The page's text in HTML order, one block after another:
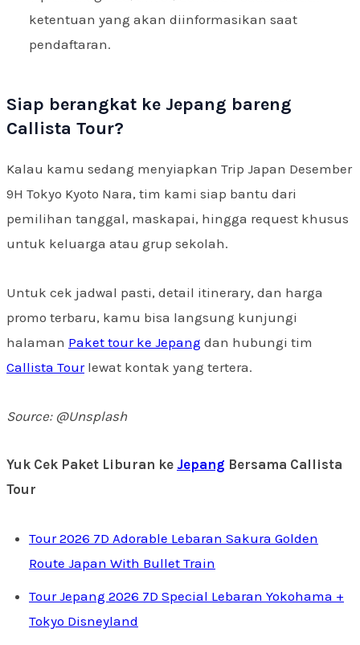
ketentuan yang akan diinformasikan saat
pendaftaran.
Siap berangkat ke Jepang bareng
Callista Tour?
Kalau kamu sedang menyiapkan Trip Japan Desember
9H Tokyo Kyoto Nara, tim kami siap bantu dari
pemilihan tanggal, maskapai, hingga request khusus
untuk keluarga atau grup sekolah.
Untuk cek jadwal pasti, detail itinerary, dan harga
promo terbaru, kamu bisa langsung kunjungi
halaman Paket tour ke Jepang dan hubungi tim
Callista Tourlewat kontak yang tertera.
Source: @Unsplash
Yuk Cek Paket Liburan ke Jepang Bersama Callista
Tour
Tour 2026 7D Adorable Lebaran Sakura Golden
Route Japan With Bullet Train
Tour Jepang 2026 7D Special Lebaran Yokohama +
Tokyo Disneyland